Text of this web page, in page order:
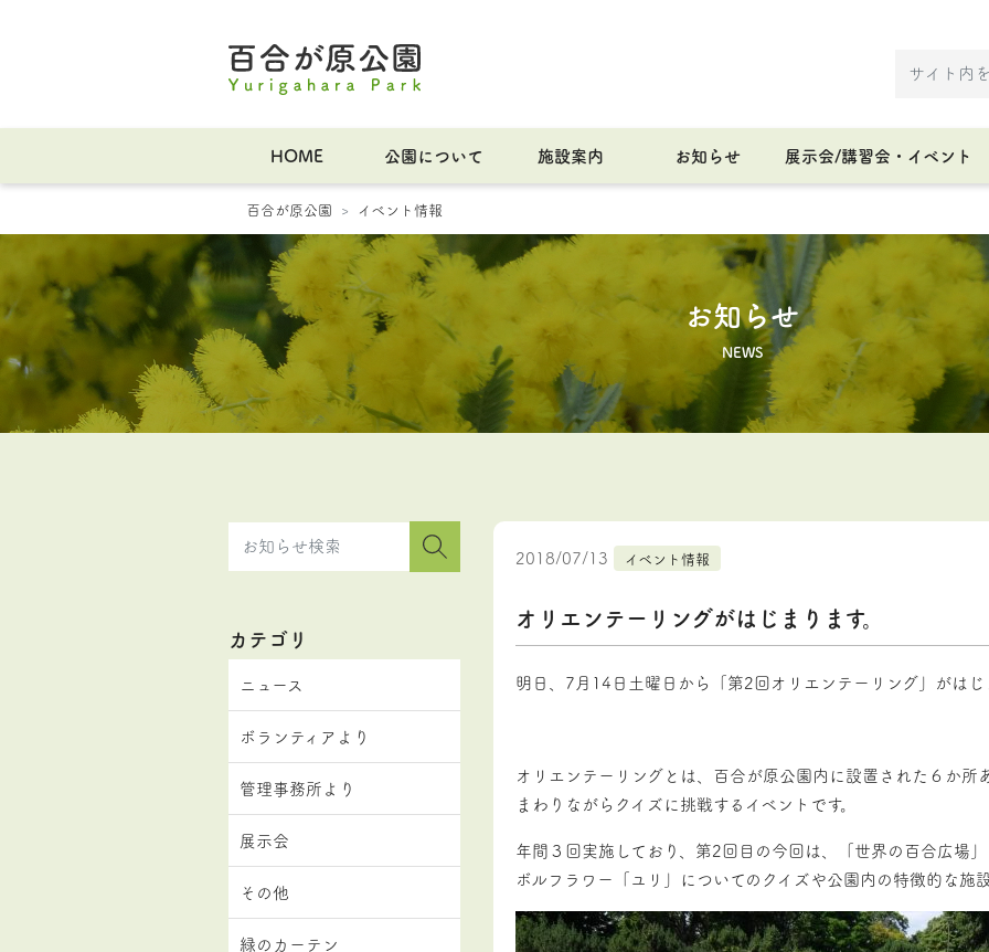
HOME 公園について 施設案内 お知らせ 展示会/講習会・イベント
百合が原公園 イベント情報
お知らせ
NEWS
2018/07/13 イベント情報
オリエンテーリングがはじまります。
明日、7月14日土曜日から「第2回オリエンテーリング」がはじ
オリエンテーリングとは、百合が原公園内に設置された６か所
まわりながらクイズに挑戦するイベントです。
年間３回実施しており、第2回目の今回は、「世界の百合広場
ボルフラワー「ユリ」についてのクイズや公園内の特徴的な施
カテゴリ
ニュース
ボランティアより
管理事務所より
展示会
その他
緑のカーテン